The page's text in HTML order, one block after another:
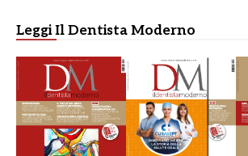
Leggi Il Dentista Moderno